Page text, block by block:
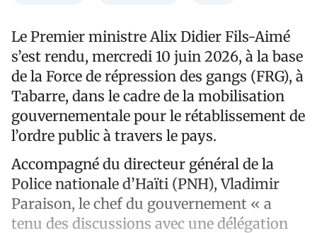
Le Premier ministre Alix Didier Fils-Aimé
s’est rendu, mercredi 10 juin 2026, à la base
de la Force de répression des gangs (FRG), à
Tabarre, dans le cadre de la mobilisation
gouvernementale pour le rétablissement de
l’ordre public à travers le pays.
Accompagné du directeur général de la
Police nationale d’Haïti (PNH), Vladimir
Paraison, le chef du gouvernement « a
tenu des discussions avec une délégation